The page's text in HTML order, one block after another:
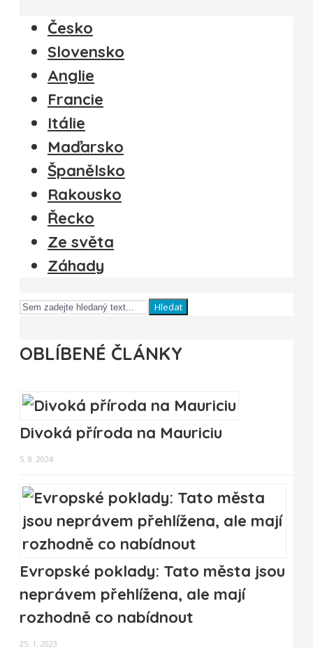
Česko
Slovensko
Anglie
Francie
Itálie
Maďarsko
Španělsko
Rakousko
Řecko
Ze světa
Záhady
Hledat
OBLÍBENÉ ČLÁNKY
Divoká příroda na Mauriciu
5. 8. 2024
Evropské poklady: Tato města jsou
neprávem přehlížena, ale mají
rozhodně co nabídnout
25. 1. 2023